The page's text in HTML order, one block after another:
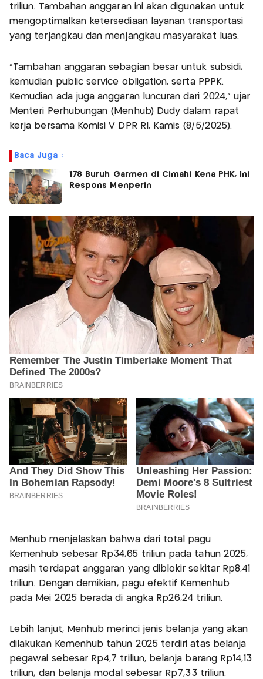
triliun. Tambahan anggaran ini akan digunakan untuk
mengoptimalkan ketersediaan layanan transportasi
yang terjangkau dan menjangkau masyarakat luas.
"Tambahan anggaran sebagian besar untuk subsidi,
kemudian public service obligation, serta PPPK.
Kemudian ada juga anggaran luncuran dari 2024," ujar
Menteri Perhubungan (Menhub) Dudy dalam rapat
kerja bersama Komisi V DPR RI, Kamis (8/5/2025).
Baca Juga :
178 Buruh Garmen di Cimahi Kena PHK, Ini
Respons Menperin
Menhub menjelaskan bahwa dari total pagu
Kemenhub sebesar Rp34,65 triliun pada tahun 2025,
masih terdapat anggaran yang diblokir sekitar Rp8,41
triliun. Dengan demikian, pagu efektif Kemenhub
pada Mei 2025 berada di angka Rp26,24 triliun.
Lebih lanjut, Menhub merinci jenis belanja yang akan
dilakukan Kemenhub tahun 2025 terdiri atas belanja
pegawai sebesar Rp4,7 triliun, belanja barang Rp14,13
triliun, dan belanja modal sebesar Rp7,33 triliun.